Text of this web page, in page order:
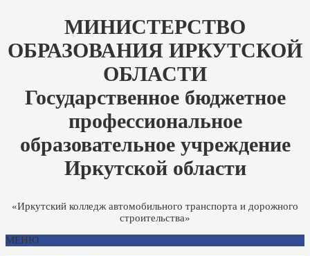
МИНИСТЕРСТВО
ОБРАЗОВАНИЯ ИРКУТСКОЙ
ОБЛАСТИ
Государственное бюджетное
профессиональное
образовательное учреждение
Иркутской области
«Иркутский колледж автомобильного транспорта и дорожного
строительства»
МЕНЮ